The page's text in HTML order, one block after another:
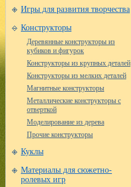
Игры для развития творчества
Конструкторы
Деревянные конструкторы из
кубиков и фигурок
Конструкторы из крупных деталей
Конструкторы из мелких деталей
Магнитные конструкторы
Металлические конструкторы с
отверткой
Моделирование из дерева
Прочие конструкторы
Куклы
Материалы для сюжетно-
ролевых игр